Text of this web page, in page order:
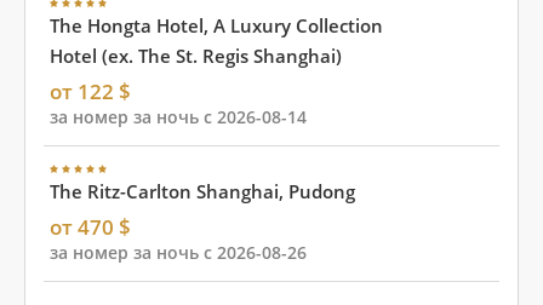
The Hongta Hotel, A Luxury Collection
Hotel (ex. The St. Regis Shanghai)
от 122 $
за номер за ночь с 2026-08-14
The Ritz-Carlton Shanghai, Pudong
от 470 $
за номер за ночь с 2026-08-26